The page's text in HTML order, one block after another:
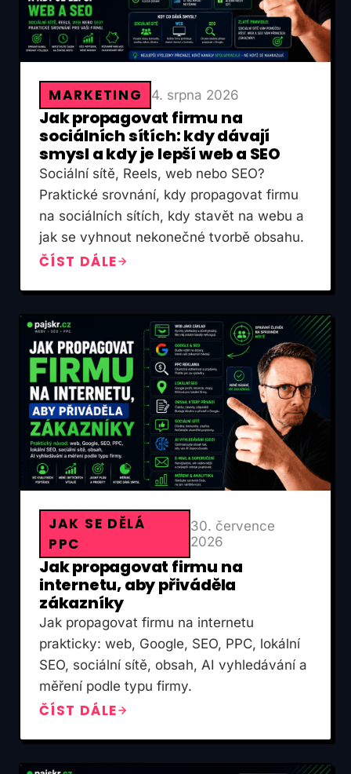
MARKETING 4. srpna 2026
Jak propagovat firmu na
sociálních sítích: kdy dávají
smysl a kdy je lepší web a SEO
Sociální sítě, Reels, web nebo SEO?
Praktické srovnání, kdy propagovat firmu
na sociálních sítích, kdy stavět na webu a
jak se vyhnout nekonečné tvorbě obsahu.
ČÍST DÁLE
JAK SE DĚLÁ
PPC
30. července
2026
Jak propagovat firmu na
internetu, aby přiváděla
zákazníky
Jak propagovat firmu na internetu
prakticky: web, Google, SEO, PPC, lokální
SEO, sociální sítě, obsah, AI vyhledávání a
měření podle typu firmy.
ČÍST DÁLE